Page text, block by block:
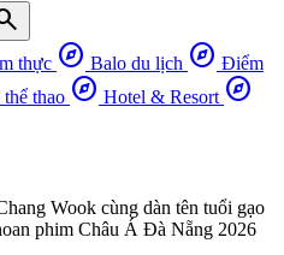
thực explore Balo du lịch explore Điểm
thao explore Hotel & Resort explore
Wook cùng dàn tên tuổi gạo
phim Châu Á Đà Nẵng 2026